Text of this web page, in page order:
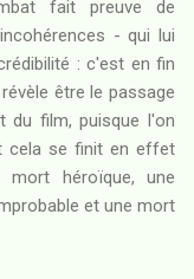
fait preuve de
- qui lui
: c'est en fin
être le passage
du film, puisque l'on
cela se finit en effet
héroïque, une
et une mort